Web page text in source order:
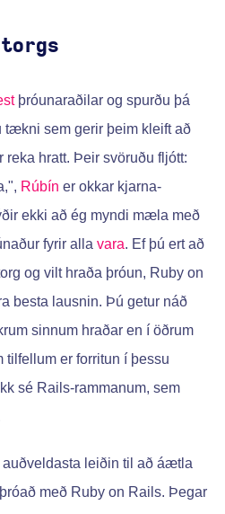
þróunaraðilar og spurðu þá
tækni sem gerir þeim kleift að
hratt. Þeir svöruðu fljótt:
Rúbín er okkar kjarna-
ekki að ég myndi mæla með
fyrir alla vara. Ef þú ert að
og vilt hraða þróun, Ruby on
besta lausnin. Þú getur náð
sinnum hraðar en í öðrum
tilfellum er forritun í þessu
sé Rails-rammanum, sem
auðveldasta leiðin til að áætla
þróað með Ruby on Rails. Þegar